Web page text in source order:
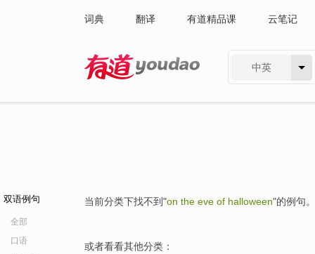
词典 翻译 有道精品课 云笔记
中英
双语例句
全部
口语
当前分类下找不到"on the eve of halloween"的例句。
或者看看其他分类：